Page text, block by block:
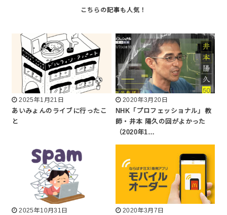
2025年1月21日
あいみょんのライブに行ったこ
と
2020年3月20日
NHK「プロフェッショナル」教
師・井本 陽久の回がよかった
（2020年1…
2025年10月31日
2020年3月7日